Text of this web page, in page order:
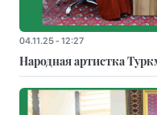
04.11.25 - 12:27
Народная артистка